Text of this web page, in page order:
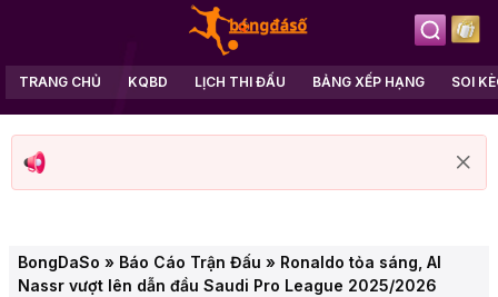
TRANG CHỦ KQBD LỊCH THI ĐẤU BẢNG XẾP HẠNG SOI
BongDaSo » Báo Cáo Trận Đấu » Ronaldo tỏa sáng, Al
Nassr vượt lên dẫn đầu Saudi Pro League 2025/2026